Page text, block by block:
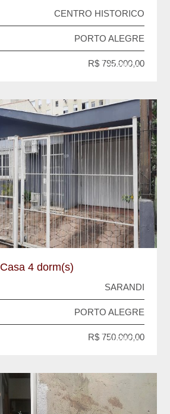
CENTRO HISTORICO
PORTO ALEGRE
R$ 795.000,00
VENDA
Casa 4 dorm(s)
SARANDI
PORTO ALEGRE
R$ 750.000,00
VENDA